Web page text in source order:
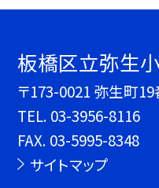
板橋区立弥生
〒173-0021 弥生町
TEL. 03-3956-8116
FAX. 03-5995-8348
サイトマップ